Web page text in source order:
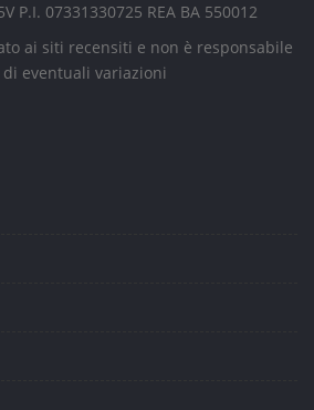
P.I. 07331330725 REA BA 550012
ai siti recensiti e non è responsabile
eventuali variazioni